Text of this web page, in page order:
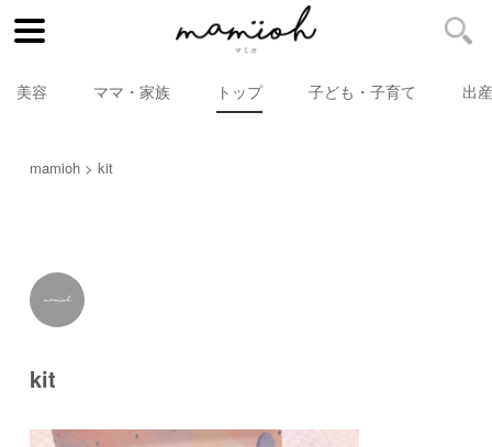
美容 ママ・家族 トップ 子ども・子育て 出
mamioh kit
kit